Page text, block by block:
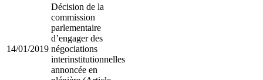
14/01/2019
Décision de la
commission
parlementaire
d’engager des
négociations
interinstitutionnelles
annoncée en